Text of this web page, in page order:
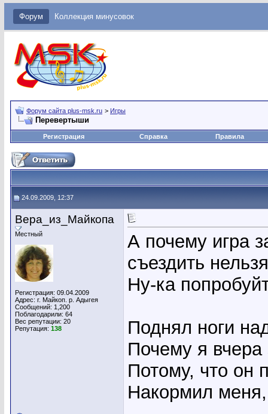
Форум Коллекция минусовок
Форум сайта plus-msk.ru > Игры
Перевертыши
Регистрация Справка Правила
24.09.2009, 12:37
Вера_из_Майкопа
Местный
Регистрация: 09.04.2009
Адрес: г. Майкоп. р. Адыгея
Сообщений: 1,200
Поблагодарили: 64
Вес репутации: 20
Репутация: 138
А почему игра
съездить
Ну-ка
Поднял ноги
Почему я вчера
Потому, что он
Накормил